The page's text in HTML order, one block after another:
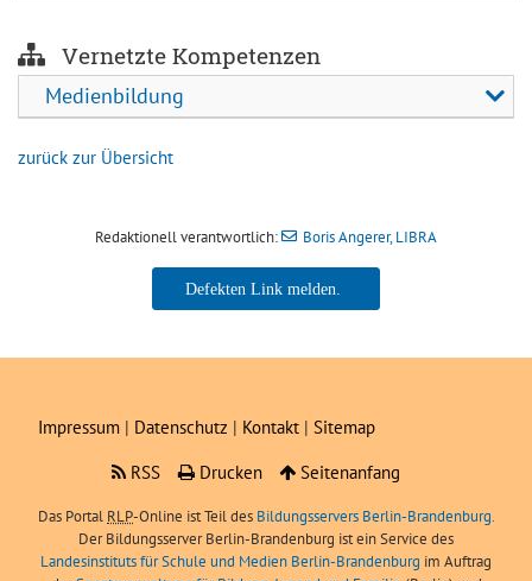
Vernetzte Kompetenzen
Medienbildung
zurück zur Übersicht
Redaktionell verantwortlich: Boris Angerer, LIBRA
Boris Angerer, LIBRA
Impressum | Datenschutz | Kontakt | Sitemap
RSS
Drucken Seitenanfang
Das Portal RLP-Online ist Teil des Bildungsservers Berlin-Brandenburg.
Der Bildungsserver Berlin-Brandenburg ist ein Service des
Landesinstituts für Schule und Medien Berlin-Brandenburg im Auftrag